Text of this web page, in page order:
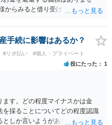
からみると借り受ける）といった
手続に影響はあるか？
#リボ払い #個人・プライベート
役にたった 1
す。どの程度マイナスかは金
採ることについてどの程度認識
としか言いようがありません。 と